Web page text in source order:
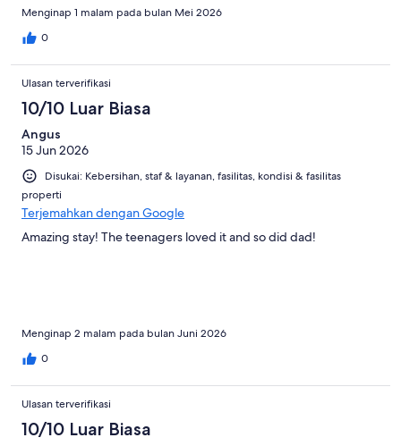
Menginap 1 malam pada bulan Mei 2026
0
Ulasan terverifikasi
10/10 Luar Biasa
Angus
15 Jun 2026
Disukai: Kebersihan, staf & layanan, fasilitas, kondisi & fasilitas
properti
Terjemahkan dengan Google
Amazing stay! The teenagers loved it and so did dad!
Menginap 2 malam pada bulan Juni 2026
0
Ulasan terverifikasi
10/10 Luar Biasa